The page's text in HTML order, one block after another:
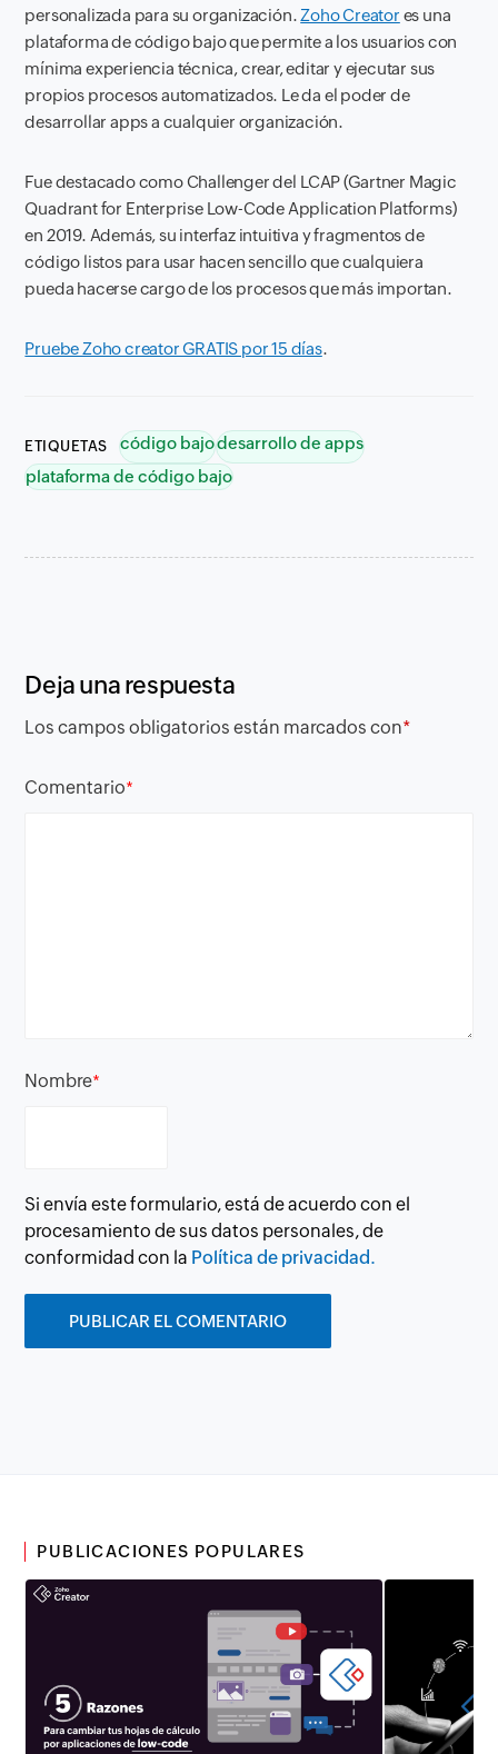
personalizada para su organización. Zoho Creator es una
plataforma de código bajo que permite a los usuarios con
mínima experiencia técnica, crear, editar y ejecutar sus
propios procesos automatizados. Le da el poder de
desarrollar apps a cualquier organización.
Fue destacado comoChallengerdel LCAP (Gartner Magic
Quadrant for Enterprise Low-Code Application Platforms)
en 2019. Además, su interfaz intuitiva y fragmentos de
código listos para usar hacen sencillo que cualquiera
pueda hacerse cargo de los procesos que más importan.
Pruebe Zoho creator GRATIS por 15 días.
ETIQUETAS código bajodesarrollo de apps
plataforma de código bajo
Deja una respuesta
Los campos obligatorios están marcados con*
Comentario*
Nombre*
Si envía este formulario, está de acuerdo con el
procesamiento de sus datos personales, de
conformidad con la Política de privacidad.
PUBLICACIONES POPULARES